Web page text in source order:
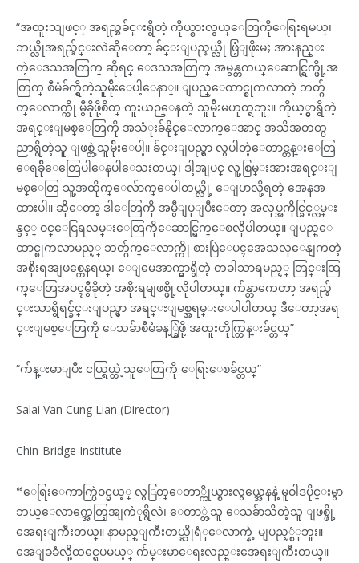
“အထူးသျဖင့္ အရည္အခ်င္းရွိတဲ့ ကိုယ္စားလွယ္ေတြကိုေရြးရမယ္၊
ဘယ္လိုအရည္ခ်င္းလဲဆိုေတာ့ ခ်င္းျပည္နယ္လို ဖြံ့ျဖိုးမႈ အားနည္း
တဲ့ေဒသအတြက္ ဆိုရင္ ေဒသအတြက္ အမွန္တကယ္ေဆာင္ရြက္ဖို့အ
တြက္ စီမံခ်က္ရွိတဲ့သူမ်ိုးေပါ့ေနာ္။ ျပည္ေထာင္စုကလာတဲ့ ဘတ္ဂ်
တ္ေလာက္ကို မွီခိုဖို့စိတ္ ကူးယဉ္ေနတဲ့ သူမ်ိုးမဟုတ္ရဘူး။ ကိုယ့္မွာရွိတဲ့
အရင္းျမစ္ေတြကို အသံုးခ်နိုင္ေလာက္ေအာင္ အသိအတတ္ပ
ညာရွိတဲ့သူ ျဖစ္တဲ့သူမ်ိုးေပါ့။ ခ်င္းျပည္မွာ လွပါတဲ့ေတာင္တန္းေတြ
ေရခ်ိုေတြေပါေနပါေသးတယ္၊ ဒါ့အျပင္ လူ့စြမ္းအားအရင္းျ
မစ္ေတြ သူ့အထိုက္ေလ်ာက္ေပါတယ္လို့ ေျပာလို့ရတဲ့ အေနအ
ထားပါ။ ဆိုေတာ့ ဒါေတြကို အမွီျပုျပီးေတာ့ အလုပ္အကိုင္ခြင့္လမ္း
နွင့္ ဝင္ေငြရလမ္းေတြကိုေဆာင္ရြက္ေစလိုပါတယ္။ ျပည္ေ
ထာင္စုကလာမည့္ ဘတ္ဂ်က္ေလာက္ကို စားပြဲေပၚအေသလုေနျကတဲ့
အစိုးရအျဖစ္ကေနရယ္၊ ေျမေအာက္မွာရွိတဲ့ တခါသာရမည့္ တြင္းထြ
က္ေတြအပၚမွီခိုတဲ့ အစိုးရမျဖစ္ဖို့လိုပါတယ္။ က်န္တာကေတာ့ အရည္ခ်
င္းသာရွိရင္ခ်င္းျပည္မွာ အရင္းျမစ္အရမ္းေပါပါတယ္ ဒီေတာ့အရ
င္းျမစ္ေတြကို ေသခ်ာစီမံခန့္ခြဲဖို့ အထူးတိုက္တြန္းခ်င္တယ္”
“က်န္းမာျပီး ငယ္ရြယ္တဲ့သူေတြကို ေရြးေစခ်င္တယ္”
Salai Van Cung Lian (Director)
Chin-Bridge Institute
“ေရြးေကာက္ပြဲဝင္မယ့္ လွြတ္ေတာ္ကိုယ္စားလွယ္အေနနဲ့ မူဝါဒပိုင္းမွာ
ဘယ္ေလာက္အေတြ့အျကံုရွိလဲ၊ ေတာ္တဲ့သူ ေသခ်ာသိတဲ့သူ ျဖစ္ဖို့
အေရးျကီးတယ္။ နာမည္ျကီးတယ္ဆိုရံုေလာက္နဲ့ မျပည့္စံုဘူး။
အေျခခံလို့ထင္ရေပမယ့္ က်မ္းမာေရးလည္းအေရးျကီးတယ္။